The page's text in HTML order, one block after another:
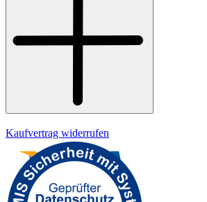
Kaufvertrag widerrufen